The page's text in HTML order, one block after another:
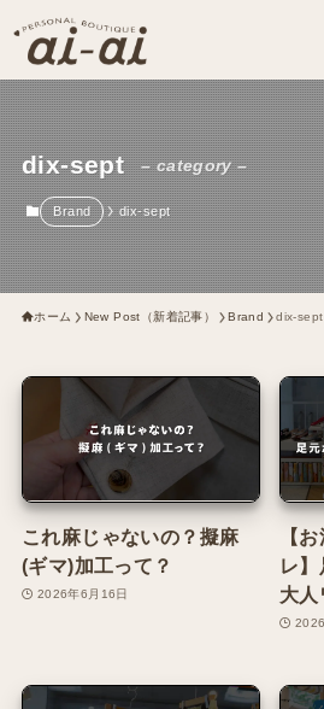
dix-sept – category –
Brand dix-sept
ホーム New Post（新着記事） Brand dix-sept
これ麻じゃないの？擬麻
(ギマ)加工って？
2026年6月16日
【
レ
大人